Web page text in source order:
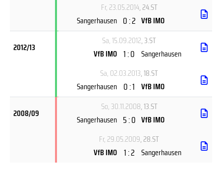
Fr, 23.05.2014, 24.ST
Sangerhausen 0 : 2 VfB IMO
2012/13
Sa, 15.09.2012, 3.ST
VfB IMO 1 : 0 Sangerhausen
Sa, 02.03.2013, 18.ST
Sangerhausen 0 : 1 VfB IMO
2008/09
So, 30.11.2008, 13.ST
Sangerhausen 5 : 0 VfB IMO
Fr, 29.05.2009, 28.ST
VfB IMO 1 : 2 Sangerhausen